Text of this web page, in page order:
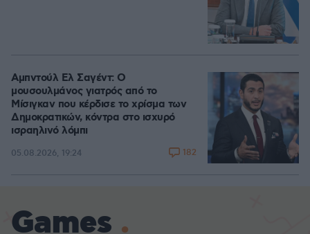
Αμπντούλ Ελ Σαγέντ: Ο
μουσουλμάνος γιατρός από το
Μίσιγκαν που κέρδισε το χρίσμα των
Δημοκρατικών, κόντρα στο ισχυρό
ισραηλινό λόμπι
05.08.2026, 19:24 182
Games